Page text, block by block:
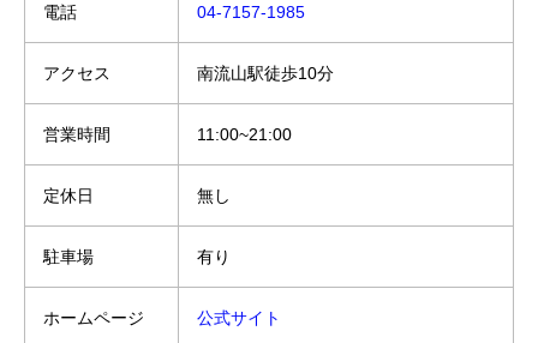
電話 04-7157-1985
アクセス 南流山駅徒歩10分
営業時間 11:00~21:00
定休日 無し
駐車場 有り
ホームページ 公式サイト